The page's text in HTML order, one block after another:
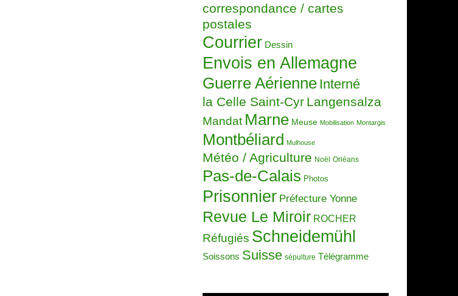
correspondance / cartes
postales
Courrier Dessin
Envois en Allemagne
Guerre Aérienne Interné
la Celle Saint-Cyr Langensalza
Mandat Marne Meuse Mobilisation Montargis
Montbéliard Mulhouse
Météo / Agriculture Noël Orléans
Pas-de-Calais Photos
Prisonnier Préfecture Yonne
Revue Le Miroir ROCHER
Réfugiés Schneidemühl
Soissons Suisse sépulture Télégramme